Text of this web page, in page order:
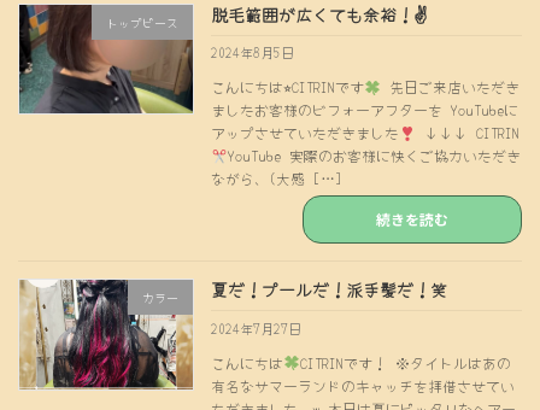
トップピース 脱毛範囲が広くても余裕！✌️
2024年8月5日
こんにちは⭐︎CITRINです
先日ご来店いただき
ましたお客様のビフォーアフターを YouTubeに
アップさせていただきました
↓↓↓ CITRIN
YouTube 実際のお客様に快くご協力いただき
ながら、(大感 […]
続きを読む
カラー 夏だ！プールだ！派手髪だ！笑
2024年7月27日
こんにちは
CITRINです！ ※タイトルはあの
有名なサマーランドのキャッチを拝借させてい